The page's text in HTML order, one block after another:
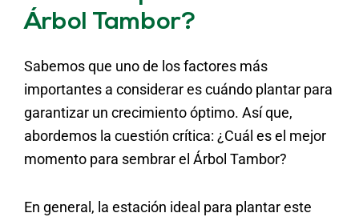
Árbol Tambor?
Sabemos que uno de los factores más
importantes a considerar es cuándo plantar para
garantizar un crecimiento óptimo. Así que,
abordemos la cuestión crítica: ¿Cuál es el mejor
momento para sembrar el Árbol Tambor?
En general, la estación ideal para plantar este